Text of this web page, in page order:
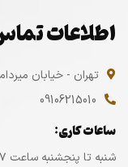
اطلاعات
تهران - خیابان
09106215010
ساعات کاری:
شنبه تا پنجشنبه ساعت ۷ الی 19،